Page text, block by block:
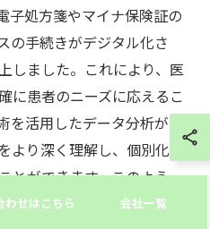
子処方箋やマイナ保険証の
の手続きがデジタル化さ
しました。これにより、医
に患者のニーズに応えるこ
活用したデータ分析が可
り深く理解し、個別化さ
とができます。このよう
けでなく、医療の質を向上
わせはこちら 会社一覧